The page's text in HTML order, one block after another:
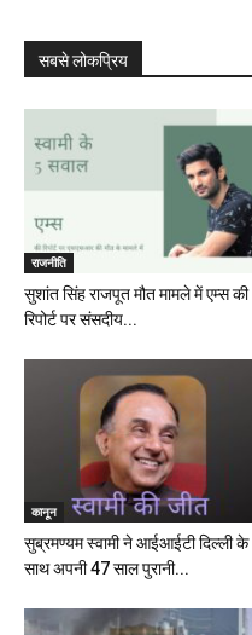
सबसे लोकप्रिय
राजनीति
सुशांत सिंह राजपूत मौत मामले में एम्स की
रिपोर्ट पर संसदीय...
कानून
सुब्रमण्यम स्वामी ने आईआईटी दिल्ली के
साथ अपनी 47 साल पुरानी...